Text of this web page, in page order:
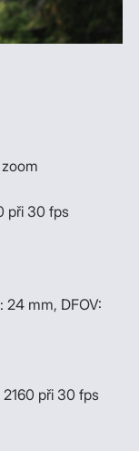
při 30 fps
24 mm, DFOV:
při 30 fps